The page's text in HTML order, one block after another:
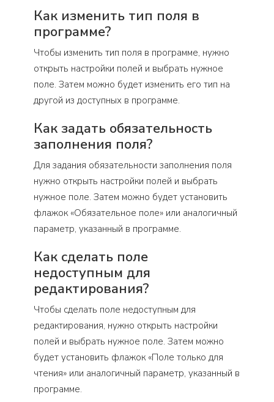
Как изменить тип поля в
программе?
Чтобы изменить тип поля в программе, нужно
открыть настройки полей и выбрать нужное
поле. Затем можно будет изменить его тип на
другой из доступных в программе.
Как задать обязательность
заполнения поля?
Для задания обязательности заполнения поля
нужно открыть настройки полей и выбрать
нужное поле. Затем можно будет установить
флажок «Обязательное поле» или аналогичный
параметр, указанный в программе.
Как сделать поле
недоступным для
редактирования?
Чтобы сделать поле недоступным для
редактирования, нужно открыть настройки
полей и выбрать нужное поле. Затем можно
будет установить флажок «Поле только для
чтения» или аналогичный параметр, указанный в
программе.